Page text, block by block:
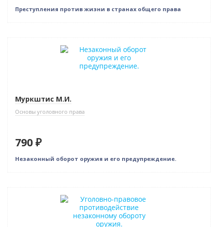
Преступления против жизни в странах общего права
Муркштис М.И.
Основы уголовного права
790 ₽
Незаконный оборот оружия и его предупреждение.